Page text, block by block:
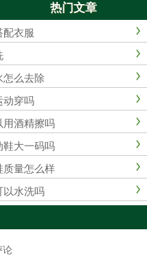
热门文章
配衣服
怎么去除
动穿吗
用酒精擦吗
鞋大一码吗
质量怎么样
以水洗吗
论